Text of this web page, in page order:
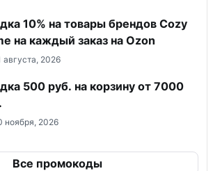
10% на товары брендов Cozy
на каждый заказ на Оzon
августа, 2026
500 руб. на корзину от 7000
ноября, 2026
Все промокоды